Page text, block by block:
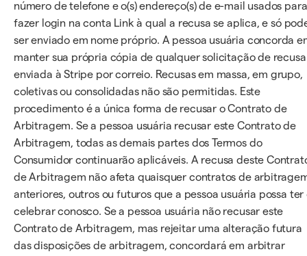
número de telefone e o(s) endereço(s) de e-mail usados para
fazer login na conta Link à qual a recusa se aplica, e só
ser enviado em nome próprio. A pessoa usuária concorda
manter sua própria cópia de qualquer solicitação de recusa
enviada à Stripe por correio. Recusas em massa, em grupo,
coletivas ou consolidadas não são permitidas. Este
procedimento é a única forma de recusar o Contrato de
Arbitragem. Se a pessoa usuária recusar este Contrato de
Arbitragem, todas as demais partes dos Termos do
Consumidor continuarão aplicáveis. A recusa deste
de Arbitragem não afeta quaisquer contratos de
anteriores, outros ou futuros que a pessoa usuária possa ter
celebrar conosco. Se a pessoa usuária não recusar este
Contrato de Arbitragem, mas rejeitar uma alteração futura
das disposições de arbitragem, concordará em arbitrar